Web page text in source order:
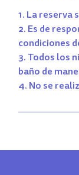
1. La reserva
2. Es de
condiciones
3. Todos los
baño de
4. No se